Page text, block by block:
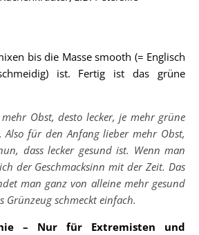
bis die Masse smooth (= Englisch
ist. Fertig ist das grüne
mehr Obst, desto lecker, je mehr grüne
Also für den Anfang lieber mehr Obst,
dass lecker gesund ist. Wenn man
der Geschmacksinn mit der Zeit. Das
man ganz von alleine mehr gesund
Grünzeug schmeckt einfach.
– Nur für Extremisten und